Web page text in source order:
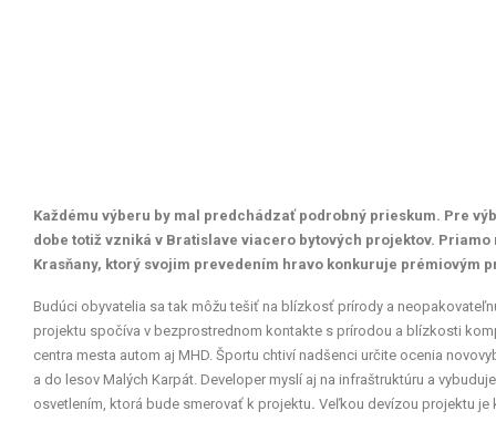
Každému výberu by mal predchádzať podrobný prieskum. Pre
dobe totiž vzniká v Bratislave viacero bytových projektov.
Krasňany, ktorý svojim prevedením hravo konkuruje prémiovým
Budúci obyvatelia sa tak môžu tešiť na blízkosť prírody a
projektu spočíva v bezprostrednom kontakte s prírodou a blízkosti
centra mesta autom aj MHD. Športu chtiví nadšenci určite ocenia
a do lesov Malých Karpát. Developer myslí aj na infraštruktúru a
osvetlením, ktorá bude smerovať k projektu. Veľkou devízou projektu je